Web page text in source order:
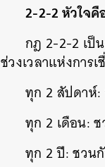
2-2-2 หัวใจ
กฎ 2-2-2 เป็
ช่วงเวลาแห่งกา
ทุก 2 สัปดาห์:
ทุก 2 เดือน:
ทุก 2 ปี: ชวน